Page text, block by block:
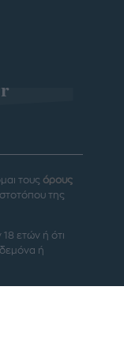
τους όρους
της
ετών ή ότι
ή